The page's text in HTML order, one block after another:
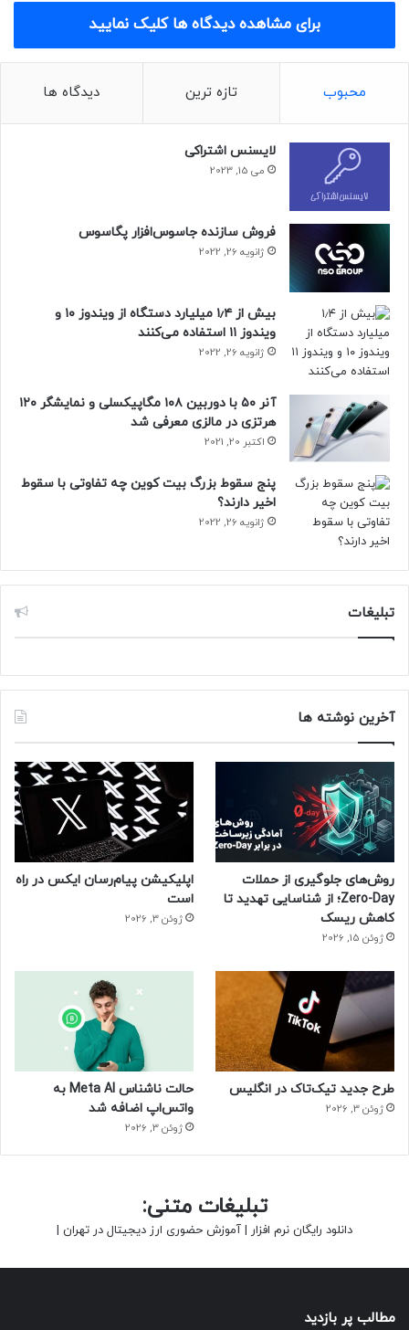
لینوکس
برای مشاهده دیدگاه ها کلیک نمایید
محبوب تازه ترین دیدگاه ها
لایسنس اشتراکی
می 15, 2023
فروش سازنده جاسوس‌افزار پگاسوس
ژانویه 26, 2022
بیش از ۱٫۴ میلیارد دستگاه از ویندوز ۱۰ و
ویندوز ۱۱ استفاده می‌کنند
ژانویه 26, 2022
آنر ۵۰ با دوربین ۱۰۸ مگاپیکسلی و نمایشگر ۱۲۰
هرتزی در مالزی معرفی شد
اکتبر 20, 2021
پنج سقوط بزرگ بیت کوین چه تفاوتی با سقوط
اخیر دارند؟
ژانویه 26, 2022
تبلیغات
آخرین نوشته ها
روش‌های جلوگیری از حملات
Zero-Day؛ از شناسایی تهدید تا
کاهش ریسک
ژوئن 15, 2026
اپلیکیشن پیام‌رسان ایکس در راه
است
ژوئن 3, 2026
طرح جدید تیک‌تاک در انگلیس
ژوئن 3, 2026
حالت ناشناس Meta AI به
واتس‌اپ اضافه شد
ژوئن 3, 2026
تبلیغات متنی:
دانلود رایگان نرم افزار | آموزش حضوری ارز دیجیتال در تهران |
مطالب پر بازدید